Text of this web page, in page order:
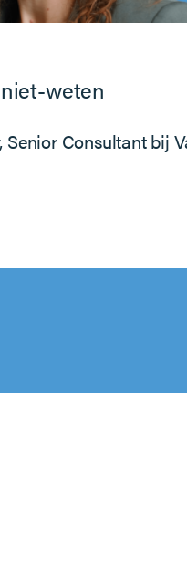
weten
Senior Consultant bij